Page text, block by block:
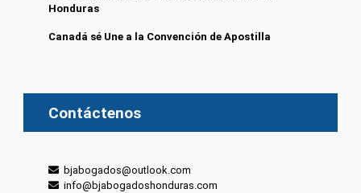
Honduras
Canadá sé Une a la Convención de Apostilla
Contáctenos
bjabogados@outlook.com
info@bjabogadoshonduras.com